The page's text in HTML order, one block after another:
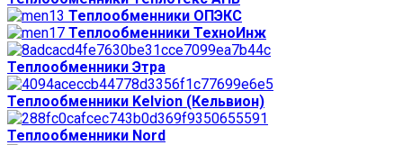
Теплообменники ОПЭКС
Теплообменники ТехноИнж
Теплообменники Этра
Теплообменники Kelvion (Кельвион)
Теплообменники Nord